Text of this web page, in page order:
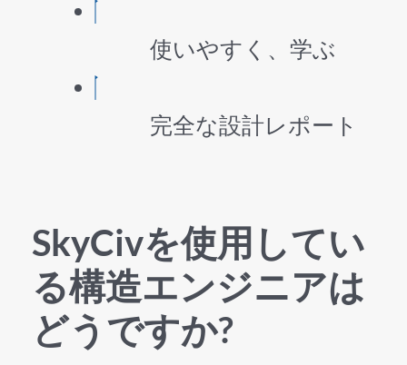
使いやすく、学ぶ
完全な設計レポート
SkyCivを使用してい
る構造エンジニアは
どうですか?